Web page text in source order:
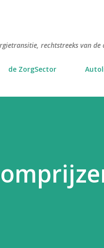
rechtstreeks van de
de ZorgSector